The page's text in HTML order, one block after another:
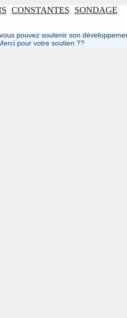
CONSTANTES SONDAGE